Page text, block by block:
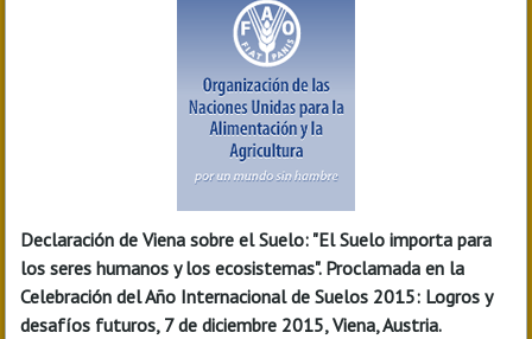
Declaración de Viena sobre el Suelo: "El Suelo importa para
los seres humanos y los ecosistemas". Proclamada en la
Celebración del Año Internacional de Suelos 2015: Logros y
desafíos futuros, 7 de diciembre 2015, Viena, Austria.